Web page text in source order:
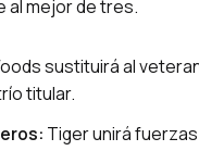
al mejor de tres.
sustituirá al
titular.
Tiger unirá